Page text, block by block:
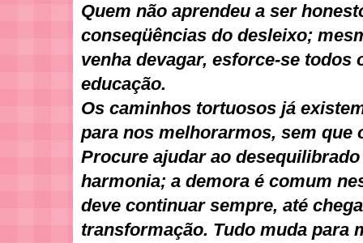
Quem não aprendeu a ser
conseqüências do desleixo;
venha devagar, esforce-se todos
educação.
Os caminhos tortuosos já
para nos melhorarmos, sem que
Procure ajudar ao
harmonia; a demora é comum
deve continuar sempre, até
transformação. Tudo muda para